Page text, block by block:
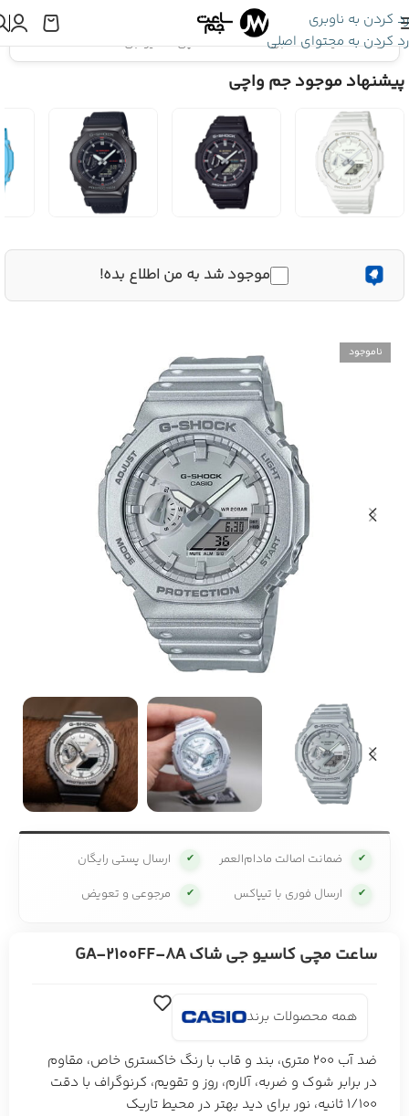
رد کردن به ناوبری
رد کردن به محتوای اصلی
اینجا هستید:ساعت جی شاک»ساعت مچی کاسیو جی شاک GA-2100FF-8A
پیشنهاد موجود جم واچی
موجود شد به من اطلاع بده!
ناموجود
✔ ضمانت اصالت مادام‌العمر ✔ ارسال پستی رایگان
✔ ارسال فوری با تیپاکس ✔ مرجوعی و تعویض
ساعت مچی کاسیو جی شاک GA-2100FF-8A
همه محصولات برند
ضد آب 200 متری، بند و قاب با رنگ خاکستری خاص، مقاوم
در برابر شوک و ضربه، آلارم، روز و تقویم، کرنوگراف با دقت
1/100 ثانیه، نور برای دید بهتر در محیط تاریک